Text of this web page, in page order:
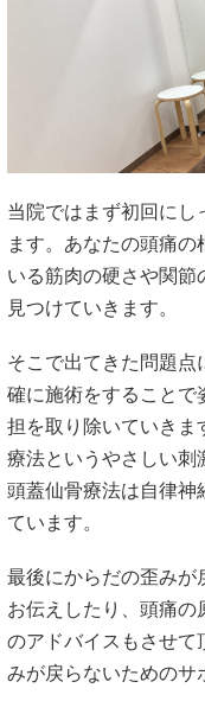
当院ではまず初回にし
ます。あなたの頭痛
いる筋肉の硬さや関節
見つけていきます。
そこで出てきた問題点
確に施術をすることで
担を取り除いていきま
療法というやさしい刺
頭蓋仙骨療法は自律神
ています。
最後にからだの歪みが
お伝えしたり、頭痛の
のアドバイスもさせて
みが戻らないためのサ